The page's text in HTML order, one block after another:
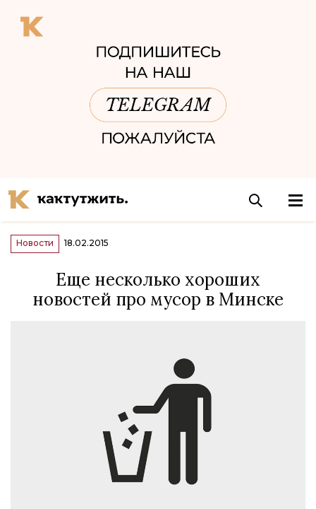
Новости 18.02.2015
Еще несколько хороших
новостей про мусор в Минске